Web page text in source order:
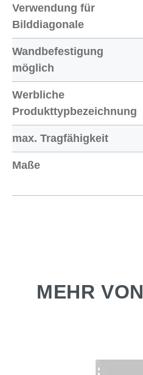
Verwendung für
Bilddiagonale
Wandbefestigung
möglich
Werbliche
Produkttypbezeichnung
max. Tragfähigkeit
Maße
MEHR VON